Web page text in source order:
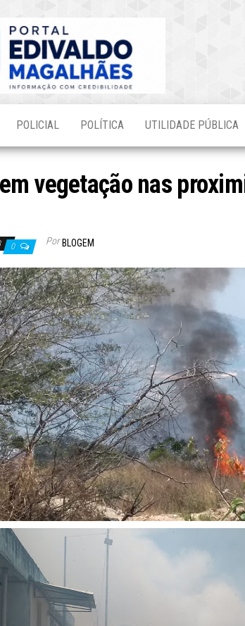
POLICIAL POLÍTICA UTILIDADE PÚBLICA
vegetação nas
0 Por BLOGEM